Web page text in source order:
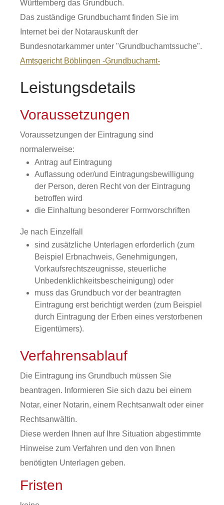
Württemberg das Grundbuch.
Das zuständige Grundbuchamt finden Sie im
Internet bei der Notarauskunft der
Bundesnotarkammer unter "Grundbuchamtssuche".
Amtsgericht Böblingen -Grundbuchamt-
Leistungsdetails
Voraussetzungen
Voraussetzungen der Eintragung sind
normalerweise:
Antrag auf Eintragung
Auflassung oder/und Eintragungsbewilligung
der Person, deren Recht von der Eintragung
betroffen wird
die Einhaltung besonderer Formvorschriften
Je nach Einzelfall
sind zusätzliche Unterlagen erforderlich (zum
Beispiel Erbnachweis, Genehmigungen,
Vorkaufsrechtszeugnisse, steuerliche
Unbedenklichkeitsbescheinigung)oder
muss das Grundbuch vor der beantragten
Eintragung erst berichtigt werden (zum Beispiel
durch Eintragung der Erben eines verstorbenen
Eigentümers).
Verfahrensablauf
Die Eintragung ins Grundbuch müssen Sie
beantragen. Informieren Sie sich dazu bei einem
Notar, einer Notarin, einem Rechtsanwalt oder einer
Rechtsanwältin.
Diese werden Ihnen auf Ihre Situation abgestimmte
Hinweise zum Verfahren und den von Ihnen
benötigten Unterlagen geben.
Fristen